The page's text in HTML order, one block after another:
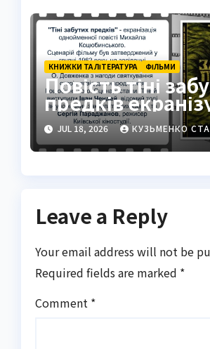
КНИЖКИ ТА ЛІТЕРАТУРА ФІЛЬМИ
Повість тіні
предків
Параджанов
JUL 18, 2026 КУЗЬМЕНКО
Leave a Reply
Your email address will not be
Required fields are marked *
Comment *